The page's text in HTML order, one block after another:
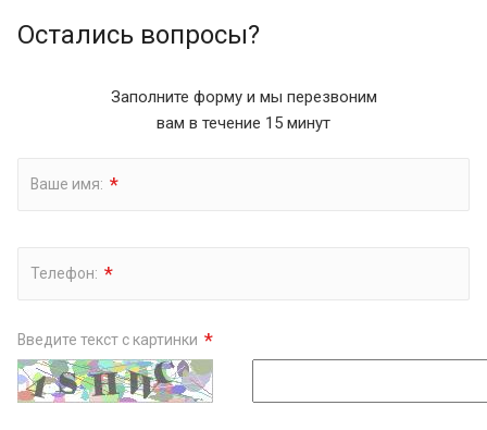
Остались вопросы?
Заполните форму и мы перезвоним
вам в течение 15 минут
Ваше имя: *
Телефон: *
Введите текст с картинки *